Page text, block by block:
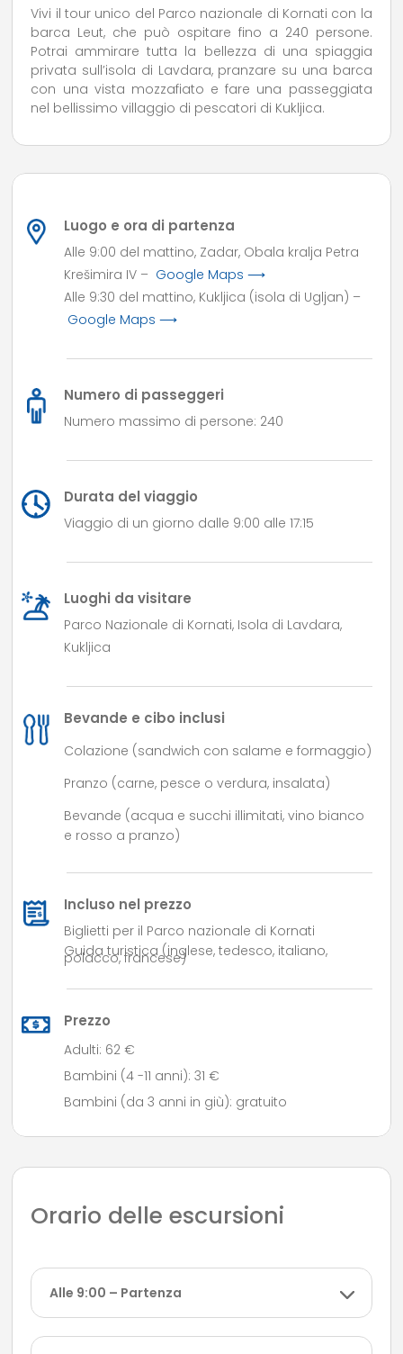
Vivi il tour unico del Parco nazionale di Kornati con la
barca Leut, che può ospitare fino a 240 persone.
Potrai ammirare tutta la bellezza di una spiaggia
privata sull’isola di Lavdara, pranzare su una barca
con una vista mozzafiato e fare una passeggiata
nel bellissimo villaggio di pescatori di Kukljica.
Luogo e ora di partenza
Alle 9:00 del mattino, Zadar, Obala kralja Petra
Krešimira IV – Google Maps ⟶
Alle 9:30 del mattino, Kukljica (isola di Ugljan) –
Google Maps ⟶
Numero di passeggeri
Numero massimo di persone: 240
Durata del viaggio
Viaggio di un giorno dalle 9:00 alle 17:15
Luoghi da visitare
Parco Nazionale di Kornati, Isola di Lavdara,
Kukljica
Bevande e cibo inclusi
Colazione (sandwich con salame e formaggio)
Pranzo (carne, pesce o verdura, insalata)
Bevande (acqua e succhi illimitati, vino bianco
e rosso a pranzo)
Incluso nel prezzo
Biglietti per il Parco nazionale di Kornati
Guida turistica (inglese, tedesco, italiano,
polacco, francese)
Prezzo
Adulti: 62 €
Bambini (4 -11 anni): 31 €
Bambini (da 3 anni in giù): gratuito
Orario delle escursioni
Alle 9:00 – Partenza